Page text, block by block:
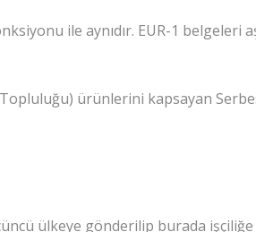
ile aynıdır. EUR-1 belgeleri
ürünlerini kapsayan
ülkeye gönderilip burada